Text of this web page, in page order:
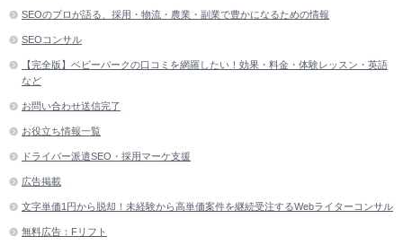
SEOのプロが語る、採用・物流・農業・副業で豊かになるための情報
SEOコンサル
【完全版】ベビーパークの口コミを網羅したい！効果・料金・体験レッスン・英語
など
お問い合わせ送信完了
お役立ち情報一覧
ドライバー派遣SEO・採用マーケ支援
広告掲載
文字単価1円から脱却！未経験から高単価案件を継続受注するWebライターコンサル
無料広告：Fリフト